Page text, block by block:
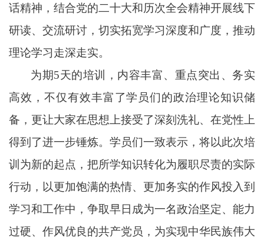
话精神，结合党的二十大和历次全会精神开展线下
研读、交流研讨，切实拓宽学习深度和广度，推动
理论学习走深走实。
为期5天的培训，内容丰富、重点突出、务实
高效，不仅有效丰富了学员们的政治理论知识储
备，更让大家在思想上接受了深刻洗礼、在党性上
得到了进一步锤炼。学员们一致表示，将以此次培
训为新的起点，把所学知识转化为履职尽责的实际
行动，以更加饱满的热情、更加务实的作风投入到
学习和工作中，争取早日成为一名政治坚定、能力
过硬、作风优良的共产党员，为实现中华民族伟大